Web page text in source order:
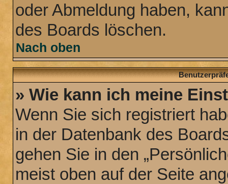
oder Abmeldung haben,
des Boards löschen.
Nach oben
» Wie kann ich meine
Wenn Sie sich registriert
in der Datenbank des
gehen Sie in den
meist oben auf der Seite